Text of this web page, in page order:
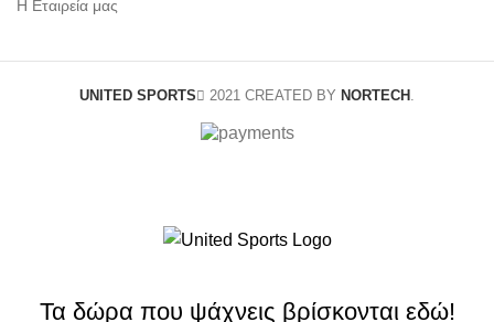
Η Εταιρεία μας
UNITED SPORTS 2021 CREATED BY NORTECH .
Τα δώρα που ψάχνεις βρίσκονται εδώ!